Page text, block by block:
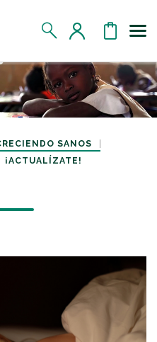
SANOS
¡ACTUALÍZATE!